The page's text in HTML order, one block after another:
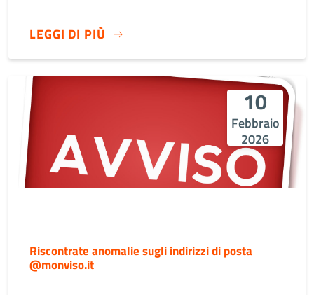
LEGGI DI PIÙ
10
Febbraio
2026
Riscontrate anomalie sugli indirizzi di posta
@monviso.it